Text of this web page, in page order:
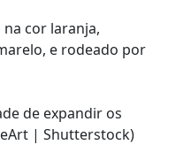
de expandir os
| Shutterstock)